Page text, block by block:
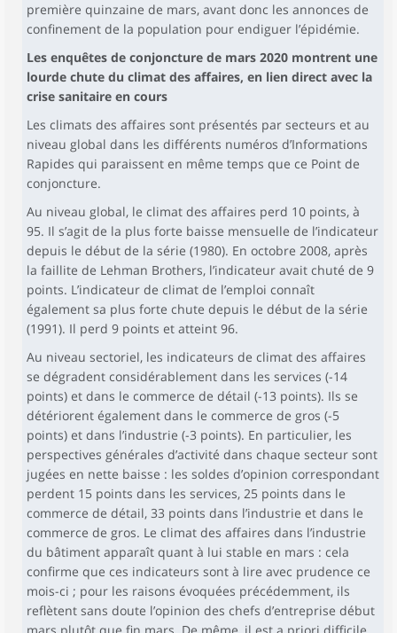
première quinzaine de mars, avant donc les annonces de
confinement de la population pour endiguer l’épidémie.
Les enquêtes de conjoncture de mars 2020 montrent une
lourde chute du climat des affaires, en lien direct avec la
crise sanitaire en cours
Les climats des affaires sont présentés par secteurs et au
niveau global dans les différents numéros d’Informations
Rapides qui paraissent en même temps que ce Point de
conjoncture.
Au niveau global, le climat des affaires perd 10 points, à
95. Il s’agit de la plus forte baisse mensuelle de l’indicateur
depuis le début de la série (1980). En octobre 2008, après
la faillite de Lehman Brothers, l’indicateur avait chuté de 9
points. L’indicateur de climat de l’emploi connaît
également sa plus forte chute depuis le début de la série
(1991). Il perd 9 points et atteint 96.
Au niveau sectoriel, les indicateurs de climat des affaires
se dégradent considérablement dans les services (-14
points) et dans le commerce de détail (-13 points). Ils se
détériorent également dans le commerce de gros (-5
points) et dans l’industrie (-3 points). En particulier, les
perspectives générales d’activité dans chaque secteur sont
jugées en nette baisse : les soldes d’opinion correspondant
perdent 15 points dans les services, 25 points dans le
commerce de détail, 33 points dans l’industrie et dans le
commerce de gros. Le climat des affaires dans l’industrie
du bâtiment apparaît quant à lui stable en mars : cela
confirme que ces indicateurs sont à lire avec prudence ce
mois-ci ; pour les raisons évoquées précédemment, ils
reflètent sans doute l’opinion des chefs d’entreprise début